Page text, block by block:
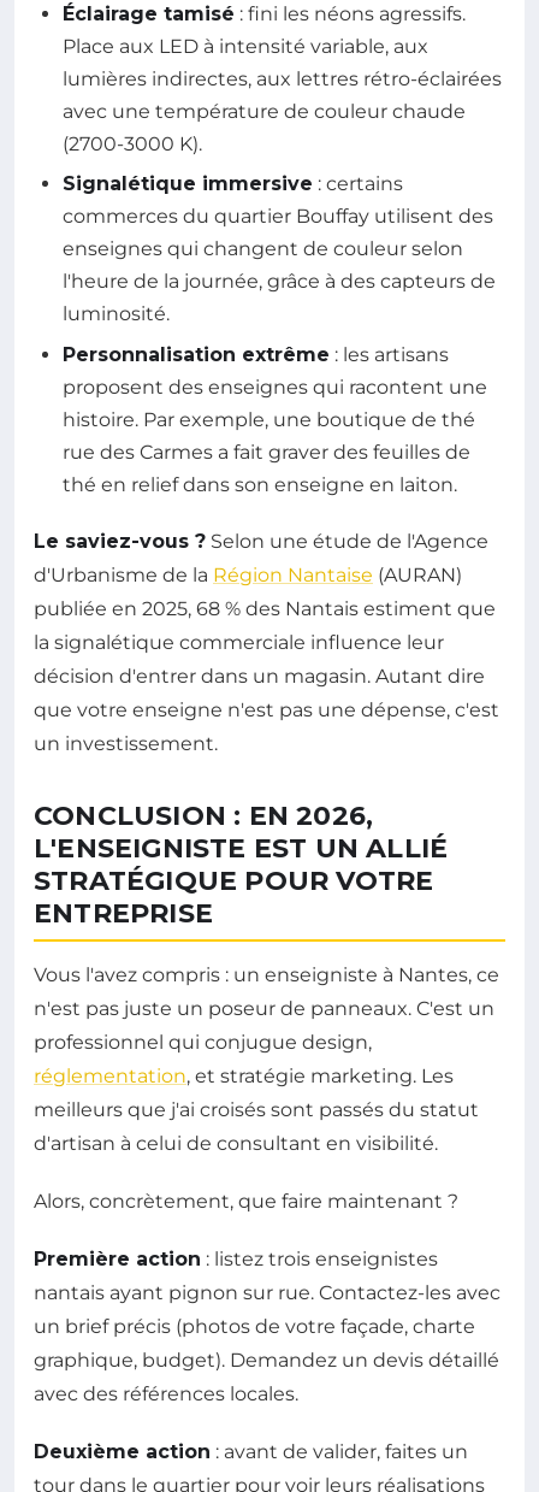
Éclairage tamisé : fini les néons agressifs.
Place aux LED à intensité variable, aux
lumières indirectes, aux lettres rétro-éclairées
avec une température de couleur chaude
(2700-3000 K).
Signalétique immersive : certains
commerces du quartier Bouffay utilisent des
enseignes qui changent de couleur selon
l'heure de la journée, grâce à des capteurs de
luminosité.
Personnalisation extrême : les artisans
proposent des enseignes qui racontent une
histoire. Par exemple, une boutique de thé
rue des Carmes a fait graver des feuilles de
thé en relief dans son enseigne en laiton.
Le saviez-vous ? Selon une étude de l'Agence
d'Urbanisme de la Région Nantaise (AURAN)
publiée en 2025, 68 % des Nantais estiment que
la signalétique commerciale influence leur
décision d'entrer dans un magasin. Autant dire
que votre enseigne n'est pas une dépense, c'est
un investissement.
CONCLUSION : EN 2026,
L'ENSEIGNISTE EST UN ALLIÉ
STRATÉGIQUE POUR VOTRE
ENTREPRISE
Vous l'avez compris : un enseigniste à Nantes, ce
n'est pas juste un poseur de panneaux. C'est un
professionnel qui conjugue design,
réglementation, et stratégie marketing. Les
meilleurs que j'ai croisés sont passés du statut
d'artisan à celui de consultant en visibilité.
Alors, concrètement, que faire maintenant ?
Première action : listez trois enseignistes
nantais ayant pignon sur rue. Contactez-les avec
un brief précis (photos de votre façade, charte
graphique, budget). Demandez un devis détaillé
avec des références locales.
Deuxième action : avant de valider, faites un
tour dans le quartier pour voir leurs réalisations